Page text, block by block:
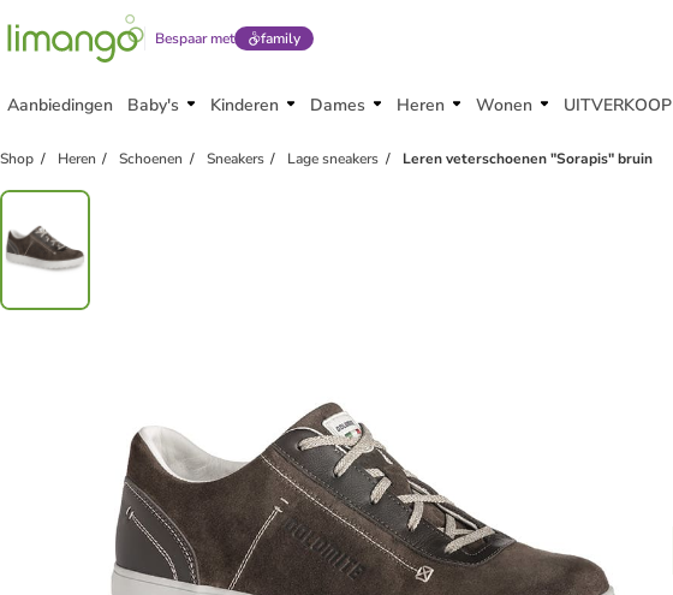
Bespaar met family
Aanbiedingen Baby's Kinderen Dames Heren Wonen UITVERKOOP
Shop Heren Schoenen Sneakers Lage sneakers Leren veterschoenen "Sorapis" bruin
family korting